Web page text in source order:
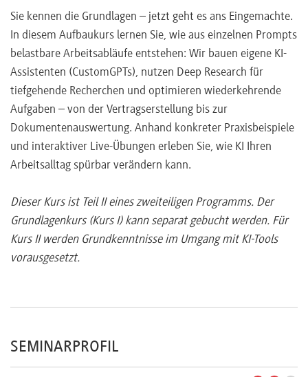
Sie kennen die Grundlagen – jetzt geht es ans Eingemachte.
In diesem Aufbaukurs lernen Sie, wie aus einzelnen Prompts
belastbare Arbeitsabläufe entstehen: Wir bauen eigene KI-
Assistenten (CustomGPTs), nutzen Deep Research für
tiefgehende Recherchen und optimieren wiederkehrende
Aufgaben – von der Vertragserstellung bis zur
Dokumentenauswertung. Anhand konkreter Praxisbeispiele
und interaktiver Live-Übungen erleben Sie, wie KI Ihren
Arbeitsalltag spürbar verändern kann.
Dieser Kurs ist Teil II eines zweiteiligen Programms. Der
Grundlagenkurs (Kurs I) kann separat gebucht werden. Für
Kurs II werden Grundkenntnisse im Umgang mit KI-Tools
vorausgesetzt.
SEMINARPROFIL